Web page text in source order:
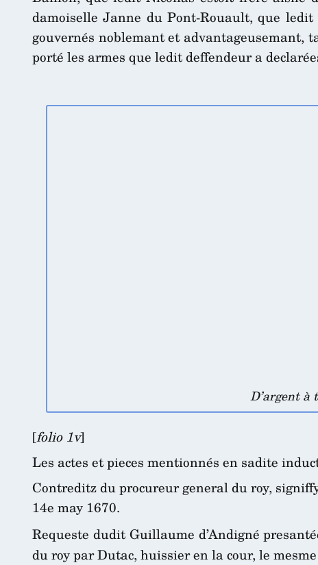
damoiselle Janne du Pont-Rouault, que ledit
gouvernés noblemant et advantageusemant,
porté les armes que ledit deffendeur a
D’argent à
[folio 1v]
Les actes et pieces mentionnés en sadite
Contreditz du procureur general du roy,
14e may 1670.
Requeste dudit Guillaume d’Andigné
du roy par Dutac, huissier en la cour, le